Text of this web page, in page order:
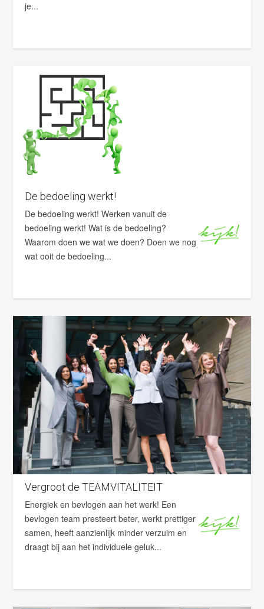
je...
De bedoeling werkt!
De bedoeling werkt! Werken vanuit de
bedoeling werkt! Wat is de bedoeling?
Waarom doen we wat we doen? Doen we nog
wat ooit de bedoeling...
Vergroot de TEAMVITALITEIT
Energiek en bevlogen aan het werk! Een
bevlogen team presteert beter, werkt prettiger
samen, heeft aanzienlijk minder verzuim en
draagt bij aan het individuele geluk...